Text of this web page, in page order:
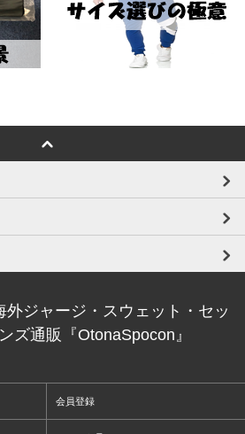
外ジャージ・スウェット・セッ
ズ通販『OtonaSpocon』
会員登録